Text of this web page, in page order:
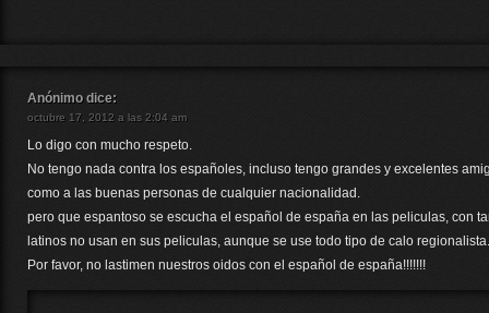
Anónimo dice:
octubre 17, 2012 a las 2:04 am
Lo digo con mucho respeto.
No tengo nada contra los españoles, incluso tengo grandes y excelentes
como a las buenas personas de cualquier nacionalidad.
pero que espantoso se escucha el español de españa en las peliculas, con
latinos no usan en sus peliculas, aunque se use todo tipo de calo regionalista.
Por favor, no lastimen nuestros oidos con el español de españa!!!!!!!